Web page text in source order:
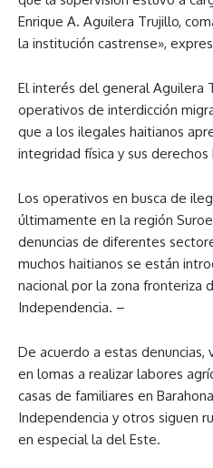
Enrique A. Aguilera Trujillo,
la institución castrense»,
El interés del general Aguilera
operativos de interdicción
que a los ilegales haitianos
integridad física y sus derechos
Los operativos en busca de
últimamente en la región
denuncias de diferentes
muchos haitianos se están
nacional por la zona fronteriza
Independencia. –
De acuerdo a estas
en lomas a realizar labores
casas de familiares en
Independencia y otros siguen
en especial la del Este.